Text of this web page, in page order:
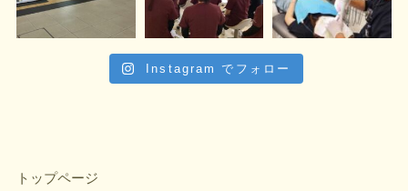
Instagram でフォロー
トップページ